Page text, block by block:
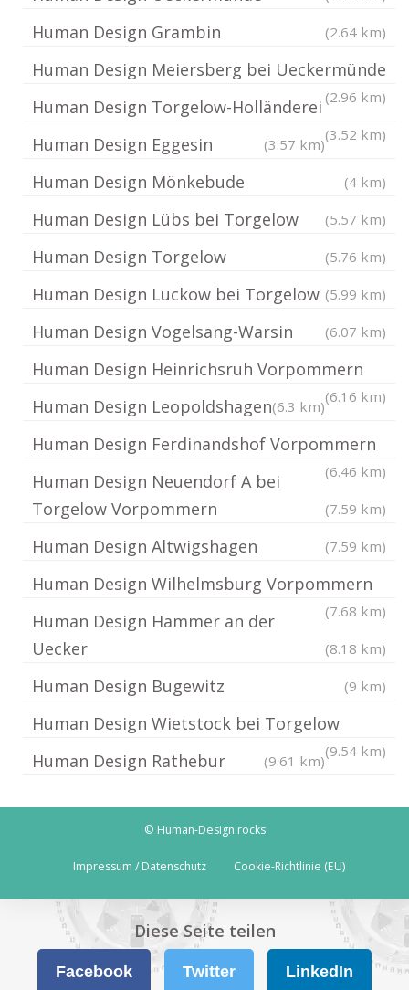
Human Design Grambin (2.64 km)
Human Design Meiersberg bei Ueckermünde
(2.96 km)
Human Design Torgelow-Holländerei
(3.52 km)
Human Design Eggesin (3.57 km)
Human Design Mönkebude (4 km)
Human Design Lübs bei Torgelow (5.57 km)
Human Design Torgelow (5.76 km)
Human Design Luckow bei Torgelow (5.99 km)
Human Design Vogelsang-Warsin (6.07 km)
Human Design Heinrichsruh Vorpommern
(6.16 km)
Human Design Leopoldshagen(6.3 km)
Human Design Ferdinandshof Vorpommern
(6.46 km)
Human Design Neuendorf A bei
Torgelow Vorpommern
(7.59 km)
Human Design Altwigshagen (7.59 km)
Human Design Wilhelmsburg Vorpommern
(7.68 km)
Human Design Hammer an der
Uecker
(8.18 km)
Human Design Bugewitz (9 km)
Human Design Wietstock bei Torgelow
(9.54 km)
Human Design Rathebur (9.61 km)
© Human-Design.rocks
Impressum / Datenschutz Cookie-Richtlinie (EU)
Diese Seite teilen
Facebook Twitter LinkedIn